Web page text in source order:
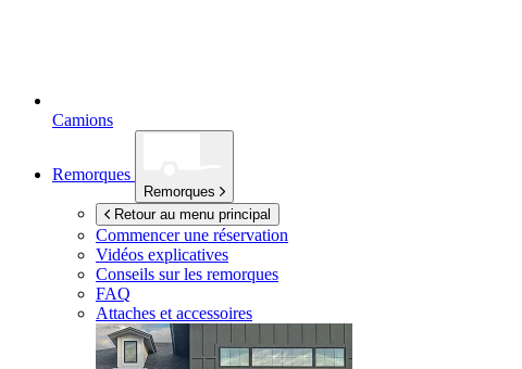
Camions
Remorques
Remorques
Retour au menu principal
Commencer une réservation
Vidéos explicatives
Conseils sur les remorques
FAQ
Attaches et accessoires